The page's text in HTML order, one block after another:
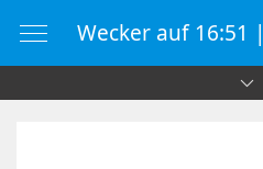
Wecker auf 16:51